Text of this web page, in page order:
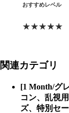
おすすめレベル
★★★★★
関連カテゴリ
[1 Month/グ
コン、乱視
ズ、特別セ